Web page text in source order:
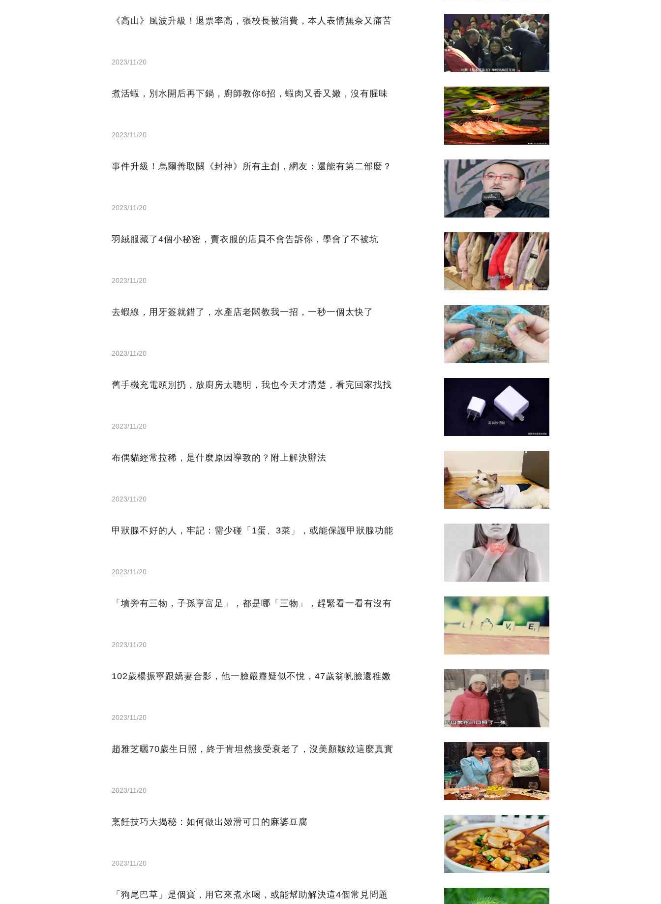
《高山》風波升級！退票率高，張校長被消費，本人表情無奈又痛苦
2023/11/20
煮活蝦，別水開后再下鍋，廚師教你6招，蝦肉又香又嫩，沒有腥味
2023/11/20
事件升級！烏爾善取關《封神》所有主創，網友：還能有第二部麼？
2023/11/20
羽絨服藏了4個小秘密，賣衣服的店員不會告訴你，學會了不被坑
2023/11/20
去蝦線，用牙簽就錯了，水產店老闆教我一招，一秒一個太快了
2023/11/20
舊手機充電頭別扔，放廚房太聰明，我也今天才清楚，看完回家找找
2023/11/20
布偶貓經常拉稀，是什麼原因導致的？附上解決辦法
2023/11/20
甲狀腺不好的人，牢記：需少碰「1蛋、3菜」，或能保護甲狀腺功能
2023/11/20
「墳旁有三物，子孫享富足」，都是哪「三物」，趕緊看一看有沒有
2023/11/20
102歲楊振寧跟嬌妻合影，他一臉嚴肅疑似不悅，47歲翁帆臉還稚嫩
2023/11/20
趙雅芝曬70歲生日照，終于肯坦然接受衰老了，沒美顏皺紋這麼真實
2023/11/20
烹飪技巧大揭秘：如何做出嫩滑可口的麻婆豆腐
2023/11/20
「狗尾巴草」是個寶，用它來煮水喝，或能幫助解決這4個常見問題